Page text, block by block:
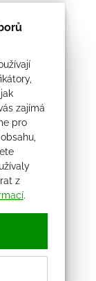
zajímá
pro
z
.